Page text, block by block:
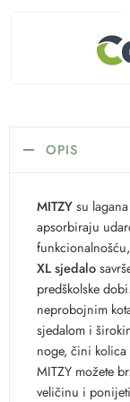
OPIS
MITZYsu
apsorbiraju
XL sjedalo
predškolske
neprobojnim
sjedalom i
noge, čini
MITZY možete
veličinu i